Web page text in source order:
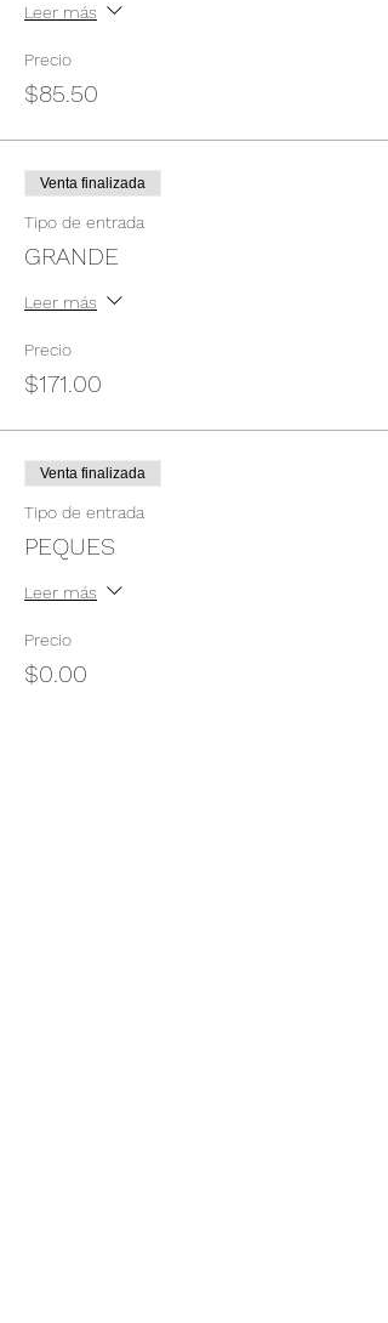
Leer más
Precio
$85.50
Venta finalizada
Tipo de entrada
GRANDE
Leer más
Precio
$171.00
Venta finalizada
Tipo de entrada
PEQUES
Leer más
Precio
$0.00